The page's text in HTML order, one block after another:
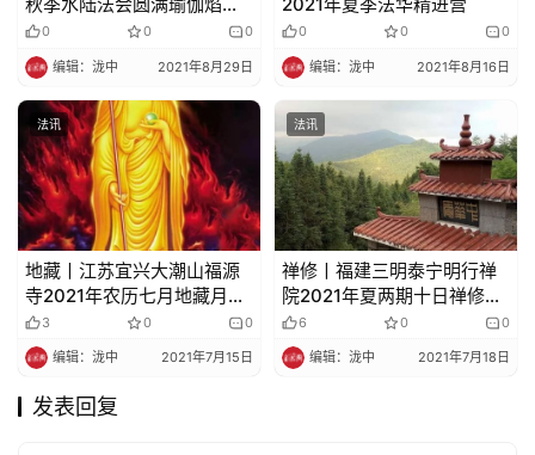
秋季水陆法会圆满瑜伽焰口
通启
0 0 0
编辑：泷中 2021年8月29日
2021年夏季法华精进营
0 0 0
编辑：泷中 2021年8月16日
法讯
地藏丨江苏宜兴大潮山福源
寺2021年农历七月地藏月法
会通启
3 0 0
编辑：泷中 2021年7月15日
法讯
禅修丨福建三明泰宁明行禅
院2021年夏两期十日禅修营
通告
6 0 0
编辑：泷中 2021年7月18日
发表回复